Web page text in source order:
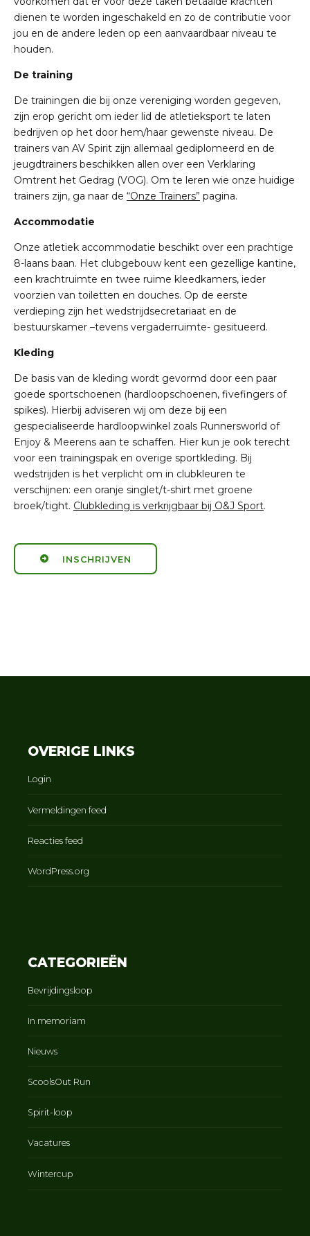
dienen te worden ingeschakeld en zo de contributie voor
jou en de andere leden op een aanvaardbaar niveau te
houden.
De training
De trainingen die bij onze vereniging worden gegeven,
zijn erop gericht om ieder lid de atletieksport te laten
bedrijven op het door hem/haar gewenste niveau. De
trainers van AV Spirit zijn allemaal gediplomeerd en de
jeugdtrainers beschikken allen over een Verklaring
Omtrent het Gedrag (VOG). Om te leren wie onze huidige
trainers zijn, ga naar de “Onze Trainers” pagina.
Accommodatie
Onze atletiek accommodatie beschikt over een prachtige
8-laans baan. Het clubgebouw kent een gezellige kantine,
een krachtruimte en twee ruime kleedkamers, ieder
voorzien van toiletten en douches. Op de eerste
verdieping zijn het wedstrijdsecretariaat en de
bestuurskamer –tevens vergaderruimte- gesitueerd.
Kleding
De basis van de kleding wordt gevormd door een paar
goede sportschoenen (hardloopschoenen, fivefingers of
spikes). Hierbij adviseren wij om deze bij een
gespecialiseerde hardloopwinkel zoals Runnersworld of
Enjoy & Meerens aan te schaffen. Hier kun je ook terecht
voor een trainingspak en overige sportkleding. Bij
wedstrijden is het verplicht om in clubkleuren te
verschijnen: een oranje singlet/t-shirt met groene
broek/tight. Clubkleding is verkrijgbaar bij O&J Sport.
INSCHRIJVEN
OVERIGE LINKS
Login
Vermeldingen feed
Reacties feed
WordPress.org
CATEGORIEËN
Bevrijdingsloop
In memoriam
Nieuws
ScoolsOut Run
Spirit-loop
Vacatures
Wintercup